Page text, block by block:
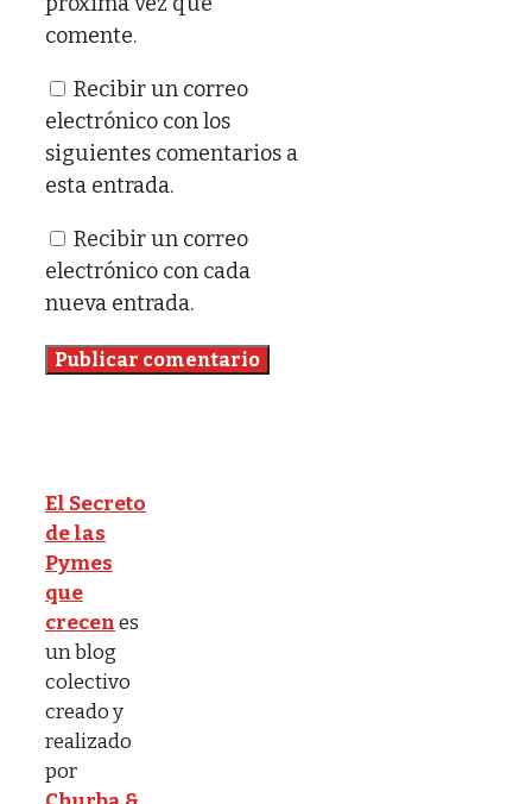
comente.
Recibir un correo
electrónico con los
siguientes comentarios a
esta entrada.
Recibir un correo
electrónico con cada
nueva entrada.
El Secreto
de las
Pymes
que
crecenes
un blog
colectivo
creado y
realizado
por